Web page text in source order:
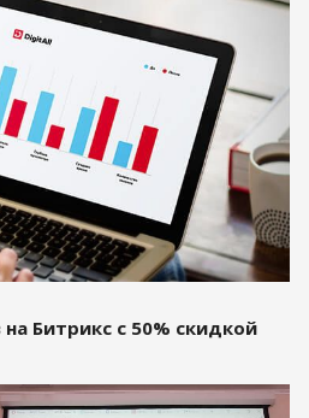
Битрикс с 50% скидкой